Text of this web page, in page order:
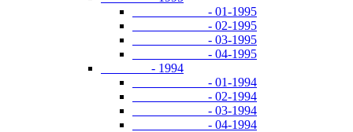
- 01-1995
- 02-1995
- 03-1995
- 04-1995
- 1994
- 01-1994
- 02-1994
- 03-1994
- 04-1994